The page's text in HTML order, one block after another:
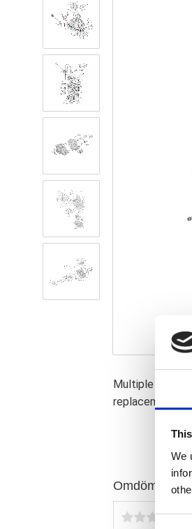
We
C
Multiple use.
replacement
Omdömen